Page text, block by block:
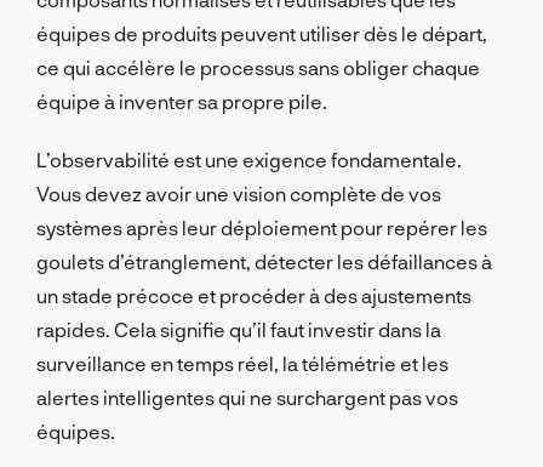
équipes de produits peuvent utiliser dès le départ,
ce qui accélère le processus sans obliger chaque
équipe à inventer sa propre pile.
L’observabilité est une exigence fondamentale.
Vous devez avoir une vision complète de vos
systèmes après leur déploiement pour repérer les
goulets d’étranglement, détecter les défaillances à
un stade précoce et procéder à des ajustements
rapides. Cela signifie qu’il faut investir dans la
surveillance en temps réel, la télémétrie et les
alertes intelligentes qui ne surchargent pas vos
équipes.